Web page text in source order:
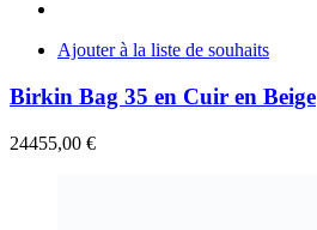
Ajouter à la liste de souhaits
Birkin Bag 35 en Cuir en Beige
24455,00 €